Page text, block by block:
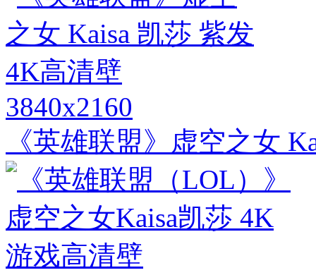
3840x2160
《英雄联盟》虚空之女